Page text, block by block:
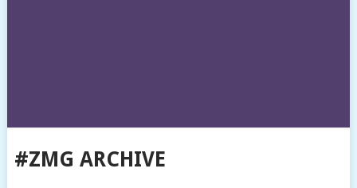
#ZMG ARCHIVE